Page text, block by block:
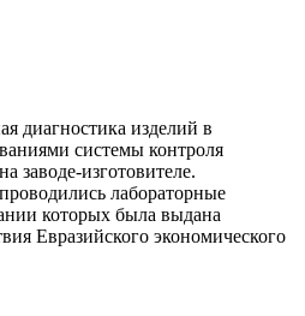
диагностика изделий в
системы контроля
заводе-изготовителе.
лабораторные
которых была выдана
Евразийского экономического